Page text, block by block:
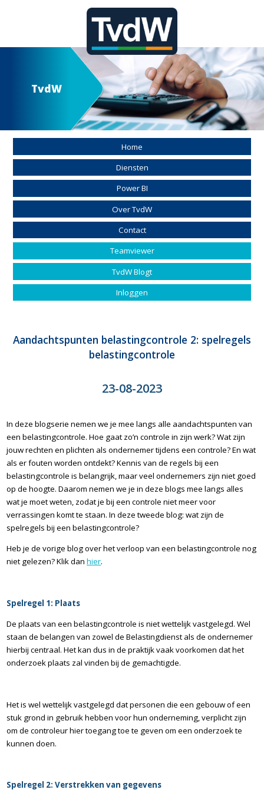
TvdW
Home
Diensten
Power BI
Over TvdW
Contact
Teamviewer
TvdW Blogt
Inloggen
Aandachtspunten belastingcontrole 2: spelregels
belastingcontrole
23-08-2023
In deze blogserie nemen we je mee langs alle aandachtspunten van
een belastingcontrole. Hoe gaat zo’n controle in zijn werk? Wat zijn
jouw rechten en plichten als ondernemer tijdens een controle? En wat
als er fouten worden ontdekt? Kennis van de regels bij een
belastingcontrole is belangrijk, maar veel ondernemers zijn niet goed
op de hoogte. Daarom nemen we je in deze blogs mee langs alles
wat je moet weten, zodat je bij een controle niet meer voor
verrassingen komt te staan. In deze tweede blog: wat zijn de
spelregels bij een belastingcontrole?
Heb je de vorige blog over het verloop van een belastingcontrole nog
niet gelezen? Klik danhier.
Spelregel 1: Plaats
De plaats van een belastingcontrole is niet wettelijk vastgelegd. Wel
staan de belangen van zowel de Belastingdienst als de ondernemer
hierbij centraal. Het kan dus in de praktijk vaak voorkomen dat het
onderzoek plaats zal vinden bij de gemachtigde.
Het is wel wettelijk vastgelegd dat personen die een gebouw of een
stuk grond in gebruik hebben voor hun onderneming, verplicht zijn
om de controleur hier toegang toe te geven om een onderzoek te
kunnen doen.
Spelregel 2: Verstrekken van gegevens